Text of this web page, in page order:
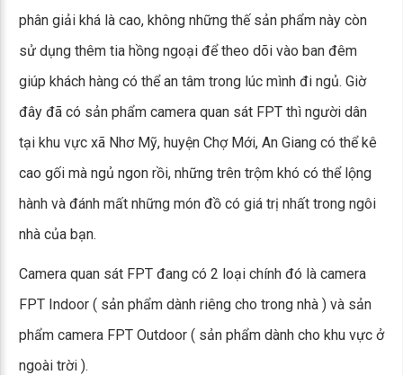
phân giải khá là cao, không những thế sản phẩm này còn
sử dụng thêm tia hồng ngoại để theo dõi vào ban đêm
giúp khách hàng có thể an tâm trong lúc mình đi ngủ. Giờ
đây đã có sản phẩm camera quan sát FPT thì người dân
tại khu vực xã Nhơ Mỹ, huyện Chợ Mới, An Giang có thể kê
cao gối mà ngủ ngon rồi, những trên trộm khó có thể lộng
hành và đánh mất những món đồ có giá trị nhất trong ngôi
nhà của bạn.
Camera quan sát FPT đang có 2 loại chính đó là camera
FPT Indoor ( sản phẩm dành riêng cho trong nhà ) và sản
phẩm camera FPT Outdoor ( sản phẩm dành cho khu vực ở
ngoài trời ).